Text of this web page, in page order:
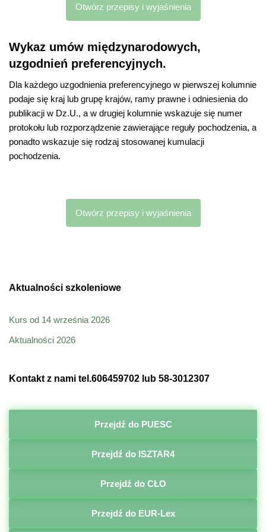
Otwórz przepisy i wyjaśnienia
Wykaz umów międzynarodowych,
uzgodnień preferencyjnych.
Dla każdego uzgodnienia preferencyjnego w pierwszej kolumnie
podaje się kraj lub grupę krajów, ramy prawne i odniesienia do
publikacji w Dz.U., a w drugiej kolumnie wskazuje się numer
protokołu lub rozporządzenie zawierające reguły pochodzenia, a
ponadto wskazuje się rodzaj stosowanej kumulacji
pochodzenia.
Otwórz przepisy i wyjaśnienia
Aktualności szkoleniowe
Kurs od 14 września 2026
Aktualności 2026
Kontakt z nami tel.606459702 lub 58-3012307
Przejdź do PUESC
Przejdź do ISZTAR4
Przejdź do CŁO
Przejdź do EUR-Lex